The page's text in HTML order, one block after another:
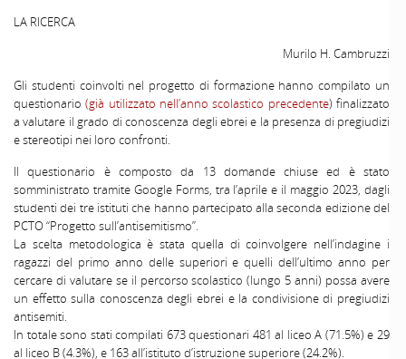
LA RICERCA
Murilo H. Cambruzzi
Gli studenti coinvolti nel progetto di formazione hanno compilato un
questionario(già utilizzato nell’anno scolastico precedente) finalizzato
a valutare il grado di conoscenza degli ebrei e la presenza di pregiudizi
e stereotipi nei loro confronti.
Il questionario è composto da 13 domande chiuse ed è stato
somministrato tramite Google Forms, tra l’aprile e il maggio 2023, dagli
studenti dei tre istituti che hanno partecipato alla seconda edizione del
PCTO “Progetto sull’antisemitismo”.
La scelta metodologica è stata quella di coinvolgere nell’indagine i
ragazzi del primo anno delle superiori e quelli dell’ultimo anno per
cercare di valutare se il percorso scolastico (lungo 5 anni) possa avere
un effetto sulla conoscenza degli ebrei e la condivisione di pregiudizi
antisemiti.
In totale sono stati compilati 673 questionari 481 al liceo A (71.5%) e 29
al liceo B (4.3%), e 163 all’istituto d’istruzione superiore (24.2%).